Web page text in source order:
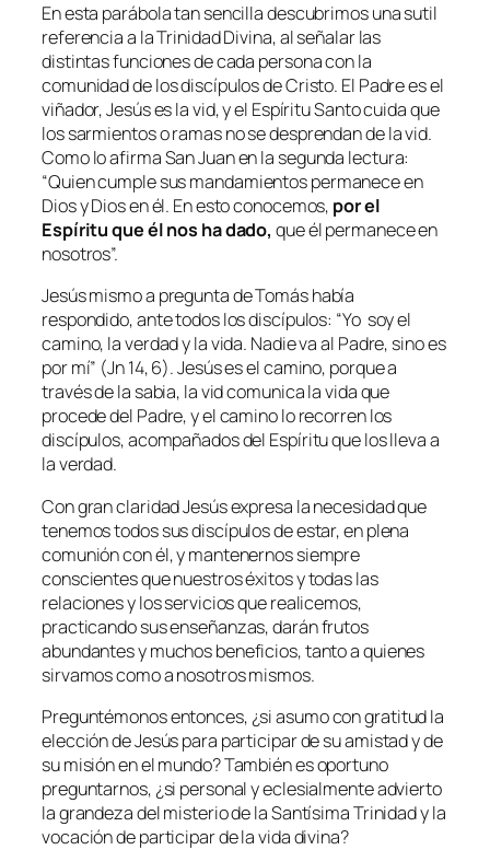
En esta parábola tan sencilla descubrimos una sutil
referencia a la Trinidad Divina, al señalar las
distintas funciones de cada persona con la
comunidad de los discípulos de Cristo. El Padre es el
viñador, Jesús es la vid, y el Espíritu Santo cuida que
los sarmientos o ramas no se desprendan de la vid.
Como lo afirma San Juan en la segunda lectura:
“Quien cumple sus mandamientos permanece en
Dios y Dios en él. En esto conocemos, por el
Espíritu que él nos ha dado,que él permanece en
nosotros”.
Jesús mismo a pregunta de Tomás había
respondido, ante todos los discípulos: “Yo soy el
camino, la verdad y la vida. Nadie va al Padre, sino es
por mí” (Jn 14, 6). Jesús es el camino, porque a
través de la sabia, la vid comunica la vida que
procede del Padre, y el camino lo recorren los
discípulos, acompañados del Espíritu que los lleva a
la verdad.
Con gran claridad Jesús expresa la necesidad que
tenemos todos sus discípulos de estar, en plena
comunión con él, y mantenernos siempre
conscientes que nuestros éxitos y todas las
relaciones y los servicios que realicemos,
practicando sus enseñanzas, darán frutos
abundantes y muchos beneficios, tanto a quienes
sirvamos como a nosotros mismos.
Preguntémonos entonces, ¿si asumo con gratitud la
elección de Jesús para participar de su amistad y de
su misión en el mundo? También es oportuno
preguntarnos, ¿si personal y eclesialmente advierto
la grandeza del misterio de la Santísima Trinidad y la
vocación de participar de la vida divina?